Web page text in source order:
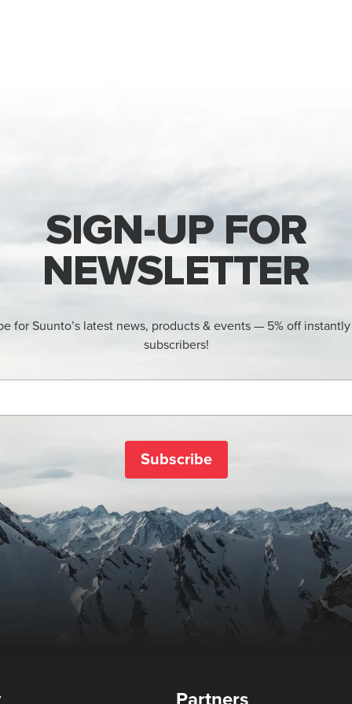
SIGN-UP FOR
NEWSLETTER
for Suunto’s latest news, products & events — 5% off
subscribers!
Subscribe
Partners